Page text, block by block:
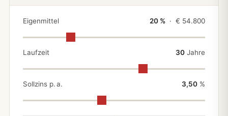
Eigenmittel 20 % · € 54.800
Laufzeit 30 Jahre
Sollzins p. a. 3,50 %